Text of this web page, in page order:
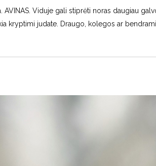
Viduje gali stiprėti noras daugiau
kryptimi judate. Draugo, kolegos ar